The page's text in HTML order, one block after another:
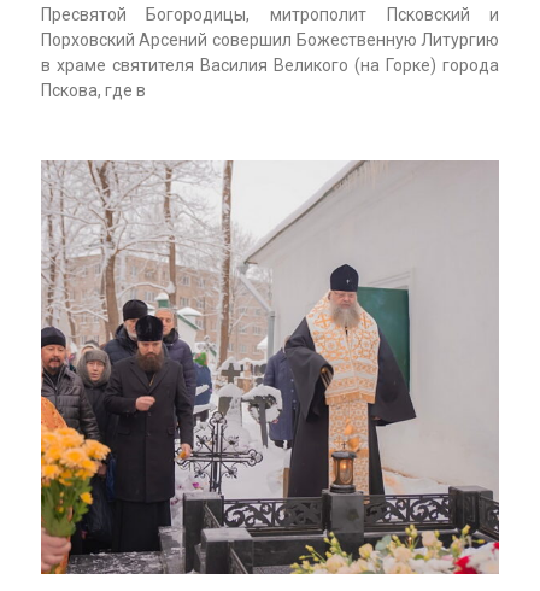
Пресвятой Богородицы, митрополит Псковский и
Порховский Арсений совершил Божественную Литургию
в храме святителя Василия Великого (на Горке) города
Пскова, где в